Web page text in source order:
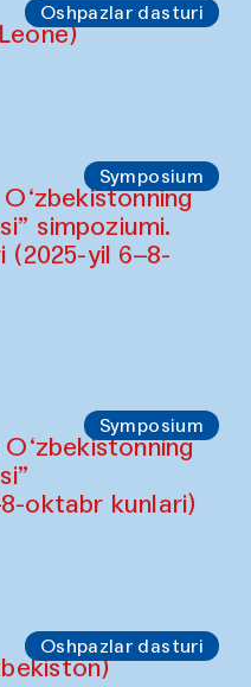
Oshpazlar dasturi
Symposium
simpoziumi.
yil 6–8-
Symposium
oktabr kunlari)
Oshpazlar dasturi